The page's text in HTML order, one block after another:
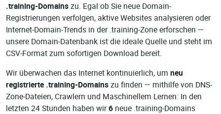
.training-Domainszu. Egal ob Sie neue Domain-
Registrierungen verfolgen, aktive Websites analysieren oder
Internet-Domain-Trends in der .training-Zone erforschen —
unsere Domain-Datenbank ist die ideale Quelle und steht im
CSV-Format zum sofortigen Download bereit.
Wir überwachen das Internet kontinuierlich, um neu
registrierte .training-Domainszu finden — mithilfe von DNS-
Zone-Dateien, Crawlern und Maschinellem Lernen: In den
letzten 24 Stunden haben wir6 neue .training-Domains